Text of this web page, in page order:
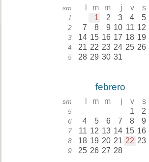
sm m m j v s
1 1 2 3 4 5
2 7 8 9 10 11 12
3 14 15 16 17 18 19
4 21 22 23 24 25 26
5 28 29 30 31
febrero
sm m m j v s
5 1 2
6 4 5 6 7 8 9
7 11 12 13 14 15 16
8 18 19 20 21 22 23
9 25 26 27 28